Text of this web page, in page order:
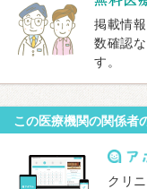
掲載情
数確認
す。
この医療機関の関係者
クリ